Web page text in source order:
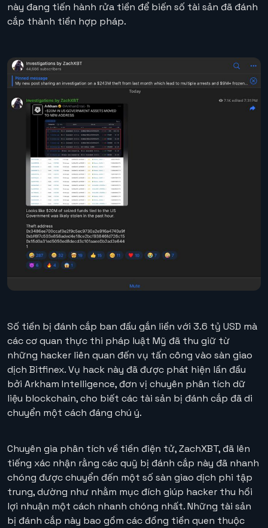
này đang tiến hành rửa tiền để biến số tài sản đã đánh
cắp thành tiền hợp pháp.
Số tiền bị đánh cắp ban đầu gắn liền với 3.6 tỷ USD mà
các cơ quan thực thi pháp luật Mỹ đã thu giữ từ
những hacker liên quan đến vụ tấn công vào sàn giao
dịch Bitfinex. Vụ hack này đã được phát hiện lần đầu
bởi Arkham Intelligence, đơn vị chuyên phân tích dữ
liệu blockchain, cho biết các tài sản bị đánh cắp đã di
chuyển một cách đáng chú ý.
Chuyên gia phân tích về tiền điện tử, ZachXBT, đã lên
tiếng xác nhận rằng các quỹ bị đánh cắp này đã nhanh
chóng được chuyển đến một số sàn giao dịch phi tập
trung, dường như nhằm mục đích giúp hacker thu hồi
lợi nhuận một cách nhanh chóng nhất. Những tài sản
bị đánh cắp này bao gồm các đồng tiền quen thuộc